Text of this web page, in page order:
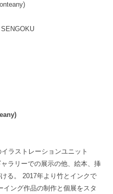
ラストレーションユニット
ラリーでの展示の他、絵本、挿
る。 2017年より竹とインクで
ング作品の制作と個展をスタ